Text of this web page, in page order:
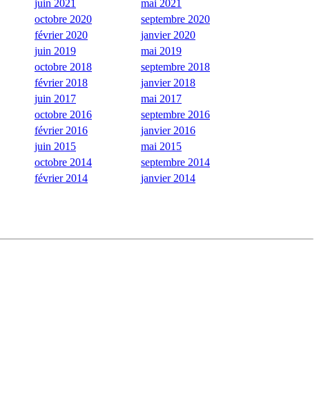
juin 2021
mai 2021
octobre 2020
septembre 2020
février 2020
janvier 2020
juin 2019
mai 2019
octobre 2018
septembre 2018
février 2018
janvier 2018
juin 2017
mai 2017
octobre 2016
septembre 2016
février 2016
janvier 2016
juin 2015
mai 2015
octobre 2014
septembre 2014
février 2014
janvier 2014